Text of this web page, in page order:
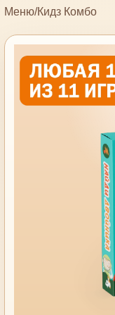
Меню/Кидз Комбо